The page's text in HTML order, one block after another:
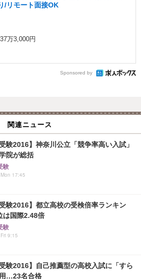
/リモート面接OK
万3,000円
Sponsored by
関連ニュース
受験2016】神奈川公立「競争率高い入試」
院が総括
験
17:45
受験2016】都立高校の受検倍率ランキン
国際2.48倍
験
9:15
受験2016】自己推薦型の高校入試に「すら
…23名合格